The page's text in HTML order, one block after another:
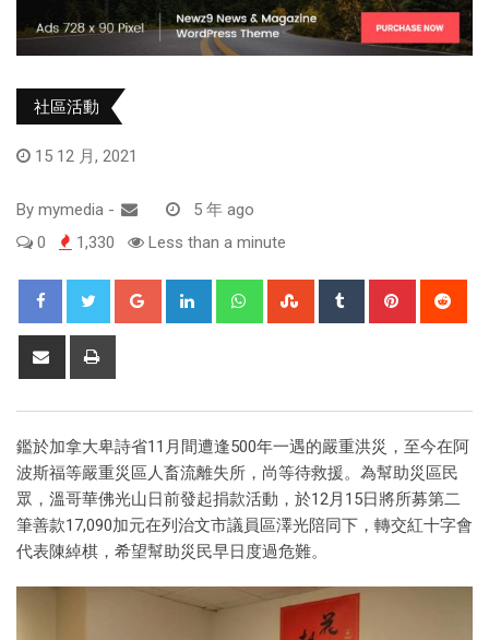
社區活動
15 12 月, 2021
By mymedia -
5 年 ago
0
1,330 Less than a minute
鑑於加拿大卑詩省11月間遭逢500年一遇的嚴重洪災，至今在阿
波斯福等嚴重災區人畜流離失所，尚等待救援。為幫助災區民
眾，溫哥華佛光山日前發起捐款活動，於12月15日將所募第二
筆善款17,090加元在列治文市議員區澤光陪同下，轉交紅十字會
代表陳綽棋，希望幫助災民早日度過危難。